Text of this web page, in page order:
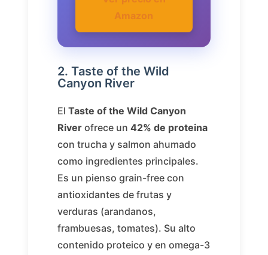
Amazon
2. Taste of the Wild
Canyon River
El Taste of the Wild Canyon
Riverofrece un 42% de proteina
con trucha y salmon ahumado
como ingredientes principales.
Es un pienso grain-free con
antioxidantes de frutas y
verduras (arandanos,
frambuesas, tomates). Su alto
contenido proteico y en omega-3